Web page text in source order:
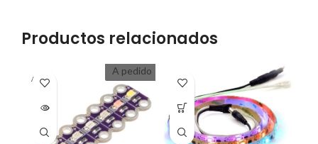
Productos relacionados
A PEDI
DO
A pedido